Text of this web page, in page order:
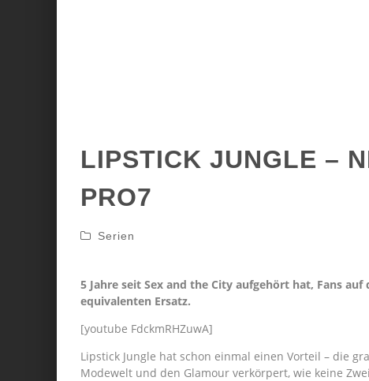
LIPSTICK JUNGLE –
PRO7
Serien
5 Jahre seit Sex and the City aufgehört hat, Fans
equivalenten Ersatz.
[youtube FdckmRHZuwA]
Lipstick Jungle hat schon einmal einen Vorteil – die
Modewelt und den Glamour verkörpert, wie keine